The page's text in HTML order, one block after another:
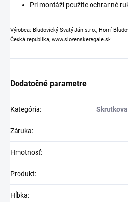
Pri montáži použite ochranné
Výrobca: Bludovický Svatý Ján s.r.o., Horní
Česká republika, www.slovenskeregale.sk
Dodatočné parametre
Kategória:
Záruka:
Hmotnosť:
Produkt:
Hĺbka: